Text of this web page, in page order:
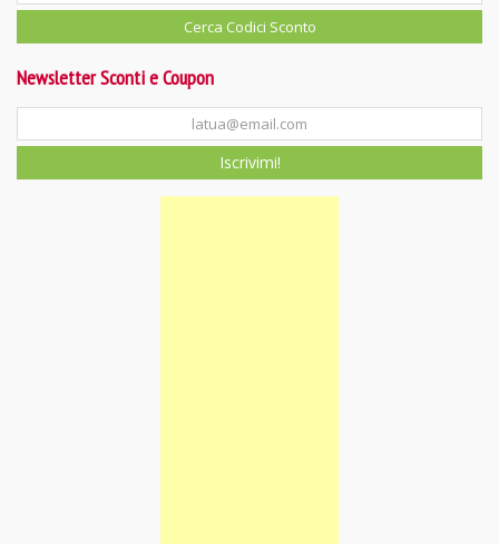
Newsletter Sconti e Coupon
Iscrivimi!